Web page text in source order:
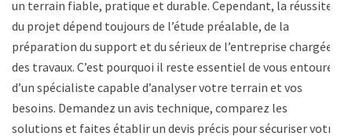
un terrain fiable, pratique et durable. Cependant, la réussite
du projet dépend toujours de l’étude préalable, de la
préparation du support et du sérieux de l’entreprise chargée
des travaux. C’est pourquoi il reste essentiel de vous entourer
d’un spécialiste capable d’analyser votre terrain et vos
besoins. Demandez un avis technique, comparez les
solutions et faites établir un devis précis pour sécuriser votre